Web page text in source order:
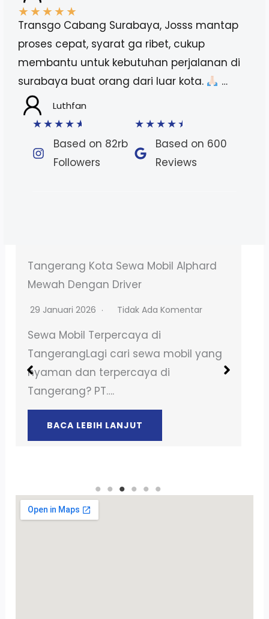
★★★★★
Transgo Cabang Surabaya, Josss mantap
proses cepat, syarat ga ribet, cukup
membantu untuk kebutuhan perjalanan di
surabaya buat orang dari luar kota.
…
Luthfan
★★★★★
Based on 82rb
Followers​
★★★★★
Based on 600
Reviews​
Sewa Motor PCX Karawaci Tangerang
– Strategis Dekat Kampus & Mall
2 Juni 2026 Tidak Ada Komentar
Lagi Cari Sewa Kendaraan
Terpercaya?Sewa Motor Maupun Mobil
di Transgo Sekarang! 01.Harga
MurahSewa lebih hemat…
BACA LEBIH LANJUT